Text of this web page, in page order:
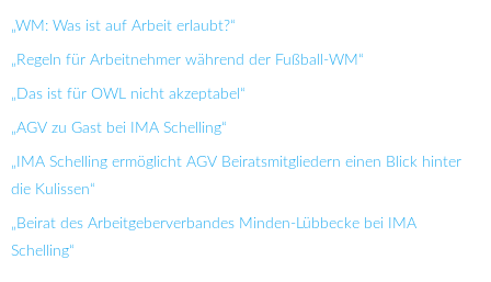
„WM: Was ist auf Arbeit erlaubt?“
„Regeln für Arbeitnehmer während der Fußball-WM“
„Das ist für OWL nicht akzeptabel“
„AGV zu Gast bei IMA Schelling“
„IMA Schelling ermöglicht AGV Beiratsmitgliedern einen Blick hinter
die Kulissen“
„Beirat des Arbeitgeberverbandes Minden-Lübbecke bei IMA
Schelling“